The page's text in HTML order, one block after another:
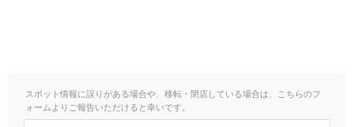
スポット情報に誤りがある場合や、移転・閉店している場合は、こちらのフ
ォームよりご報告いただけると幸いです。